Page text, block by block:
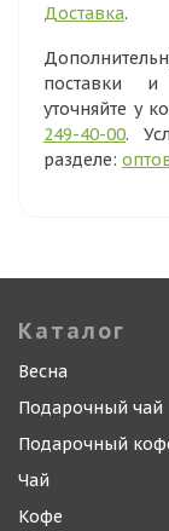
Доставка.
поставки и
уточняйте у
249-40-00.
разделе:
Каталог
Весна
Подарочный чай
Подарочный
Чай
Кофе